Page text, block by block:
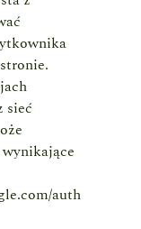
sieć
auth